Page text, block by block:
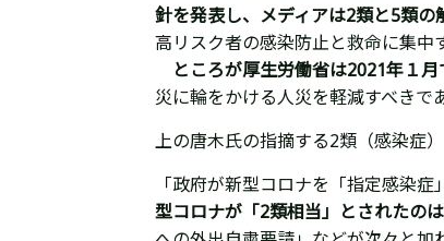
針を発表し、メディアは2類と5類の
高リスク者の感染防止と救命に集中
ところが厚生労働省は2021年１
災に輪をかける人災を軽減すべき
上の唐木氏の指摘する2類（感染症
「政府が新型コロナを「指定感染
型コロナが「2類相当」とされたの